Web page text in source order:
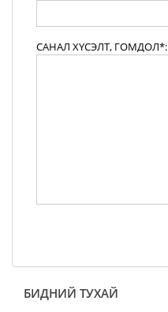
САНАЛ ХҮСЭЛТ, ГОМДОЛ*:
БИДНИЙ ТУХАЙ